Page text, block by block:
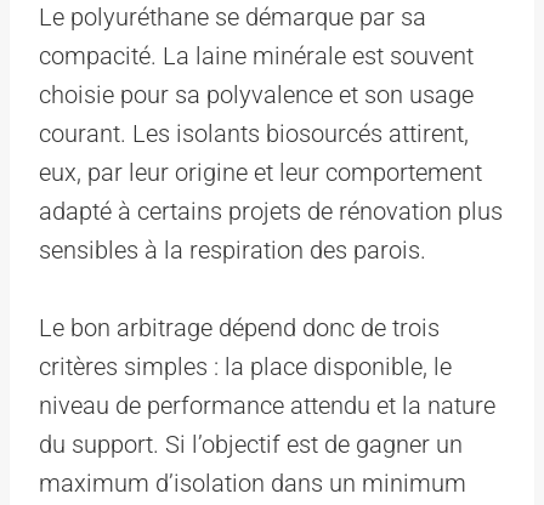
Le polyuréthane se démarque par sa
compacité. La laine minérale est souvent
choisie pour sa polyvalence et son usage
courant. Les isolants biosourcés attirent,
eux, par leur origine et leur comportement
adapté à certains projets de rénovation plus
sensibles à la respiration des parois.
Le bon arbitrage dépend donc de trois
critères simples : la place disponible, le
niveau de performance attendu et la nature
du support. Si l’objectif est de gagner un
maximum d’isolation dans un minimum